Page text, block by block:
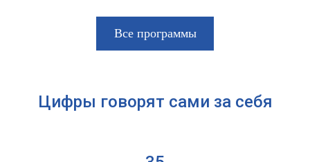
Все программы
Цифры говорят сами за себя